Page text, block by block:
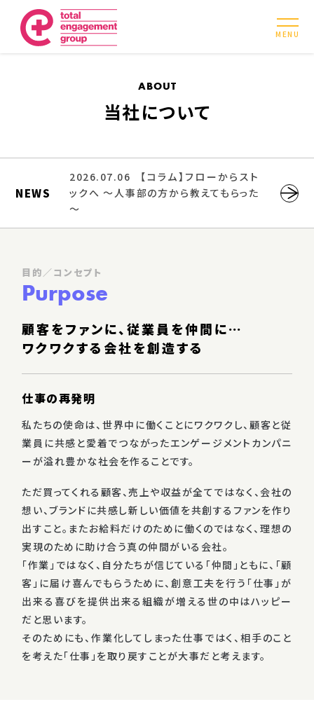
MENU
ABOUT
当社について
NEWS
2026.07.06
【コラム】フローからスト
ックへ ～人事部の方から教えてもらった
～
目的／コンセプト
Purpose
顧客をファンに、従業員を仲間に…
ワクワクする会社を創造する
仕事の再発明
私たちの使命は、世界中に働くことにワクワクし、顧客と従
業員に共感と愛着でつながったエンゲージメントカンパニ
ーが溢れ豊かな社会を作ることです。
ただ買ってくれる顧客、売上や収益が全てではなく、会社の
想い、ブランドに共感し新しい価値を共創するファンを作り
出すこと。またお給料だけのために働くのではなく、理想の
実現のために助け合う真の仲間がいる会社。
「作業」ではなく、自分たちが信じている「仲間」ともに、「顧
客」に届け喜んでもらうために、創意工夫を行う「仕事」が
出来る喜びを提供出来る組織が増える世の中はハッピー
だと思います。
そのためにも、作業化してしまった仕事ではく、相手のこと
を考えた「仕事」を取り戻すことが大事だと考えます。